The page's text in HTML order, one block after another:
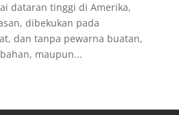
dataran tinggi di Amerika,
dibekukan pada
dan tanpa pewarna buatan,
maupun...